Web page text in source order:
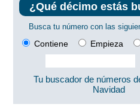
¿Qué décimo estás
Busca tu número con las
Contiene Empieza
Tu buscador de números
Navidad